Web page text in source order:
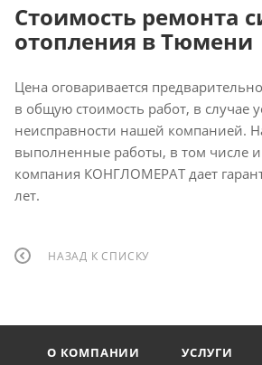
Стоимость ремонта
отопления в Тюмени
Цена оговаривается
в общую стоимость работ, в случае
неисправности нашей компанией.
выполненные работы, в том числе
компания КОНГЛОМЕРАТ дает
лет.
НАЗАД К СПИСКУ
О КОМПАНИИ УСЛУГИ